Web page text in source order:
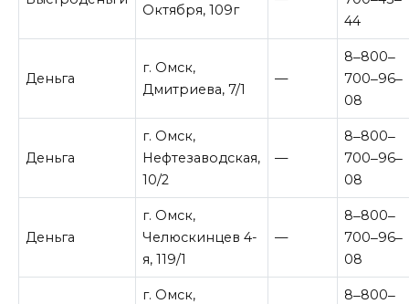
Октября, 109г
44
Деньга
г. Омск,
Дмитриева, 7/1
—
8‒800‒
700‒96‒
08
Деньга
г. Омск,
Нефтезаводская,
10/2
—
8‒800‒
700‒96‒
08
Деньга
г. Омск,
Челюскинцев 4-
я, 119/1
—
8‒800‒
700‒96‒
08
г. Омск,
8‒800‒